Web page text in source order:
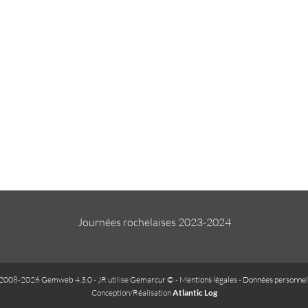
Journées rochelaises 2023-2024
2026 Gemweb 4.3.0- JR utiliseGemarcur © - Mentions légales- Données
Conception/RéalisationAtlantic Log